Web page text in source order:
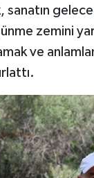
sanatın
zemini
ve